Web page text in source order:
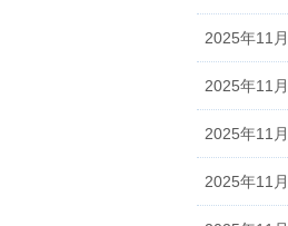
2025年11
2025年11
2025年11
2025年11